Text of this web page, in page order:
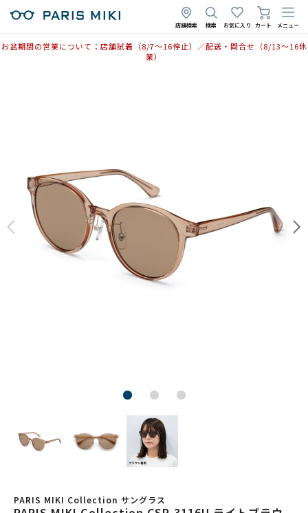
店舗検索 検索 お気に入り カート メニュー
お盆期間の営業について：店舗試着（8/7〜16停止）／配送・問合せ（8/13〜16休
業）
PARIS MIKI Collection サングラス